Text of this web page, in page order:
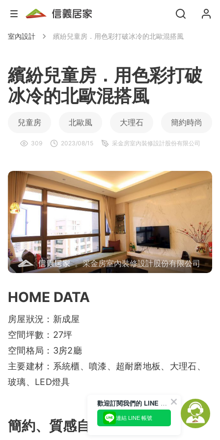
室內設計 繽紛兒童房．用色彩打破冰冷的北歐混搭風
繽紛兒童房．用色彩打破
冰冷的北歐混搭風
兒童房 北歐風 大理石 簡約時尚
309 2023/08/15 采金房室內裝修設計股份有限公司
。采金房室內裝修設計股份有限公司
HOME DATA
房屋狀況：新成屋
空間坪數：27坪
空間格局：3房2廳
主要建材：系統櫃、噴漆、超耐磨地板、大理石、
玻璃、LED燈具
簡約、質感自然的北歐風
歡迎訂閱我們的 LINE 官方帳號
連結 LINE 帳號